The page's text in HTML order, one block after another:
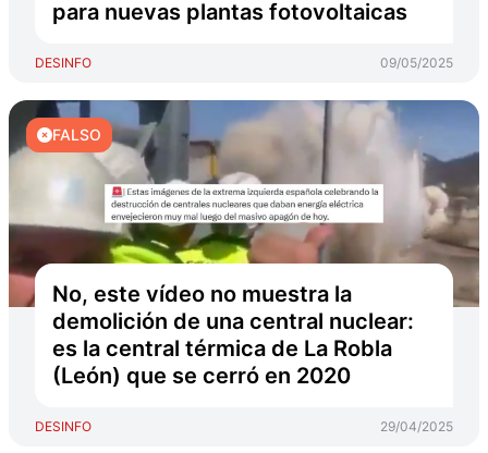
para nuevas plantas fotovoltaicas
DESINFO 09/05/2025
FALSO
No, este vídeo no muestra la
demolición de una central nuclear:
es la central térmica de La Robla
(León) que se cerró en 2020
DESINFO 29/04/2025